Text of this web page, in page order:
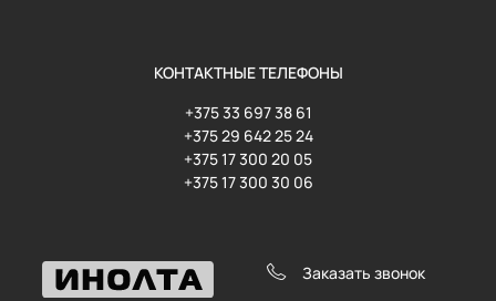
КОНТАКТНЫЕ ТЕЛЕФОНЫ
+375 33 697 38 61
+375 29 642 25 24
+375 17 300 20 05
+375 17 300 30 06
Заказать звонок